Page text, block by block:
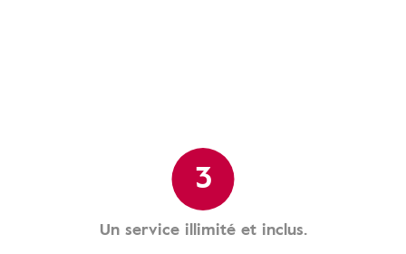
3
Un service illimité et inclus.